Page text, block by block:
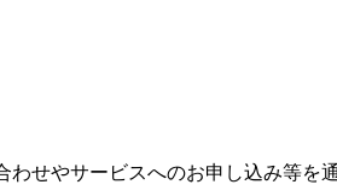
わせやサービスへのお申し込み等を